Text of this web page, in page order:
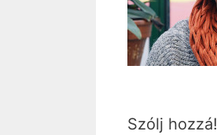
Szólj hozzá!